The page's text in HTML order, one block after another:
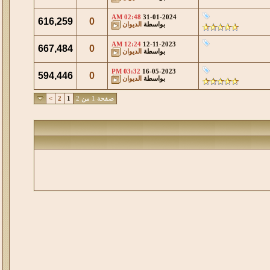
31-01-2024
02:48 AM
بواسطة
الديوان 0
616,259
12-11-2023
12:24 AM
بواسطة
الديوان 0
667,484
16-05-2023
03:32 PM
بواسطة
الديوان 0
594,446
صفحة 1 من 2 1
2
>